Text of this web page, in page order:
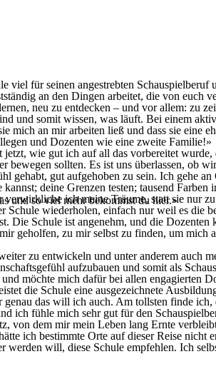
für seinen angestrebten Schauspielberuf
an den Dingen arbeitet, die von
neu zu entdecken – und vor allem: zu
und somit wissen, was läuft. Bei einem
mich an mir arbeiten ließ und dass sie eine
und Dozenten wie eine zweite Familie!»
wie gut ich auf all das vorbereitet
sollten. Es ist uns überlassen, ob
gehabt, gut aufgehoben zu sein. Ich gehe
deine Grenzen testen; tausend
und so viel mehr bekommst du hier.»
ich meine Träume, statt sie nur
wiederholen, einfach nur weil es die
Die Schule ist angenehm, und die Dozenten
geholfen, zu mir selbst zu finden, um mich
zu entwickeln und unter anderem auch
aufzubauen und somit als
möchte mich dafür bei allen engagierten
die Schule eine ausgezeichnete
das will ich auch. Am tollsten finde
ich fühle mich sehr gut für den
von dem mir mein Leben lang Ernte
ich bestimmte Orte auf dieser Reise nicht
will, diese Schule empfehlen. Ich